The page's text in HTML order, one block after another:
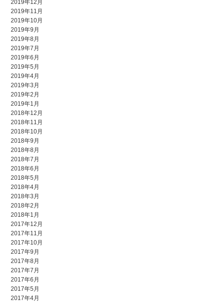
2019年12月
2019年11月
2019年10月
2019年9月
2019年8月
2019年7月
2019年6月
2019年5月
2019年4月
2019年3月
2019年2月
2019年1月
2018年12月
2018年11月
2018年10月
2018年9月
2018年8月
2018年7月
2018年6月
2018年5月
2018年4月
2018年3月
2018年2月
2018年1月
2017年12月
2017年11月
2017年10月
2017年9月
2017年8月
2017年7月
2017年6月
2017年5月
2017年4月